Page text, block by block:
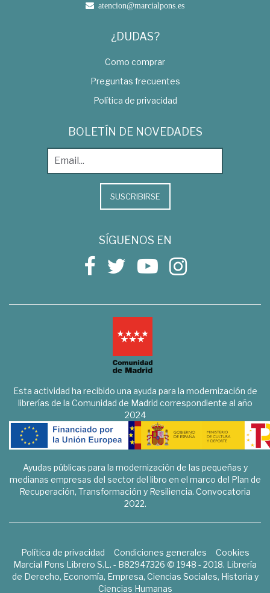
atencion@marcialpons.es
¿DUDAS?
Como comprar
Preguntas frecuentes
Política de privacidad
BOLETÍN DE NOVEDADES
SUSCRIBIRSE
SÍGUENOS EN
Esta actividad ha recibido una ayuda para la modernización de
librerías de la Comunidad de Madrid correspondiente al año
2024
Ayudas públicas para la modernización de las pequeñas y
medianas empresas del sector del libro en el marco del Plan de
Recuperación, Transformación y Resiliencia. Convocatoria
2022.
Política de privacidad Condiciones generales
Cookies
Marcial Pons Librero S.L. - B82947326 © 1948 - 2018. Librería
de Derecho, Economía, Empresa, Ciencias Sociales, Historia y
Ciencias Humanas